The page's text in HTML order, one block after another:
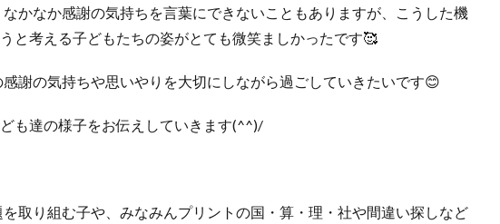
かなか感謝の気持ちを言葉にできないこともありますが、こうした機
と考える子どもたちの姿がとても微笑ましかったです🥰
謝の気持ちや思いやりを大切にしながら過ごしていきたいです😊
も達の様子をお伝えしていきます(^^)/
取り組む子や、みなみんプリントの国・算・理・社や間違い探しなど